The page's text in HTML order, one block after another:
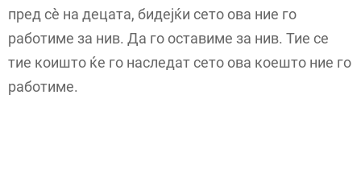
пред сè на децата, бидејќи сето ова ние го
работиме за нив. Да го оставиме за нив. Тие се
тие коишто ќе го наследат сето ова коешто ние го
работиме.